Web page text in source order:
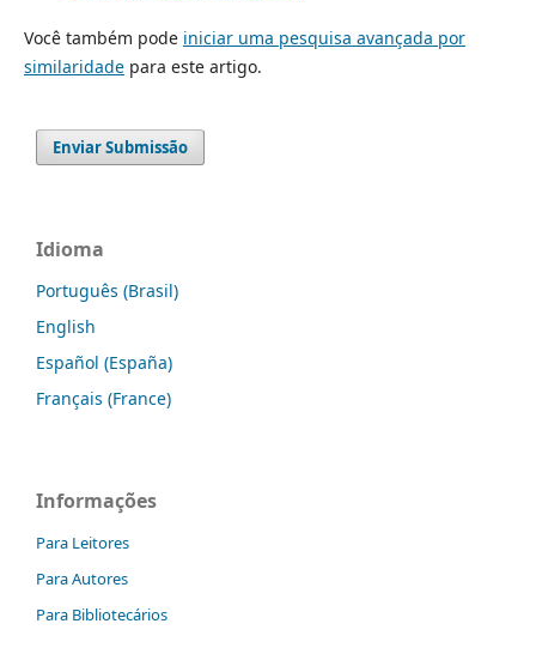
Você também pode iniciar uma pesquisa avançada por
similaridadepara este artigo.
Enviar Submissão
Idioma
Português (Brasil)
English
Español (España)
Français (France)
Informações
Para Leitores
Para Autores
Para Bibliotecários